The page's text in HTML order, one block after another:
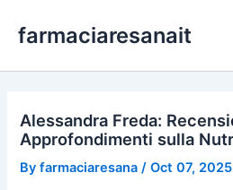
farmaciaresanait
Alessandra Freda:
Approfondimenti sulla
Byfarmaciaresana /Oct 07, 2025